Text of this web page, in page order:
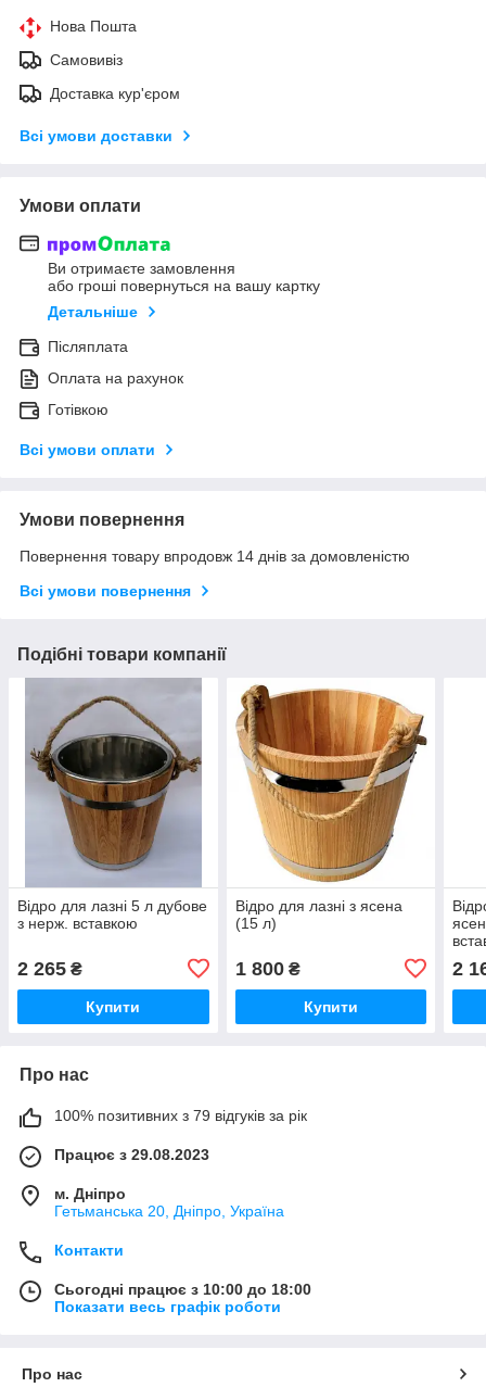
Нова Пошта
Самовивіз
Доставка кур'єром
Всі умови доставки
Умови оплати
Ви отримаєте замовлення
або гроші повернуться на вашу картку
Детальніше
Післяплата
Оплата на рахунок
Готівкою
Всі умови оплати
Умови повернення
Повернення товару впродовж 14 днів за домовленістю
Всі умови повернення
Подібні товари компанії
Відро для лазні 5 л дубове
з нерж. вставкою
2 265 ₴
Купити
Відро для лазні з ясена
(15 л)
1 800₴
Купити
2
Про нас
100% позитивних з 79 відгуків за рік
Працює з 29.08.2023
м. Дніпро
Гетьманська 20, Дніпро, Україна
Контакти
Сьогодні працює з 10:00 до 18:00
Показати весь графік роботи
Про нас